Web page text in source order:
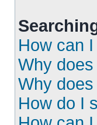
How can
Why
Why
How do I